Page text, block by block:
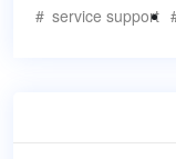
service support